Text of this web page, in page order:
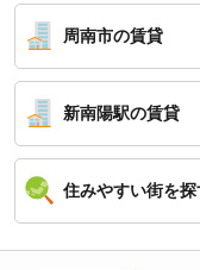
周南市の賃貸
新南陽駅の賃貸
住みやすい街を探